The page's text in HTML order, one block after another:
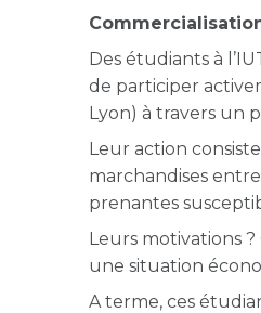
Des étudiants à
de participer
Lyon) à travers un
Leur action
marchandises
prenantes
Leurs motivations
une situation
A terme, ces